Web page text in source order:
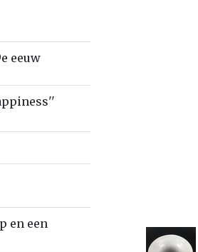
eeuw
en een